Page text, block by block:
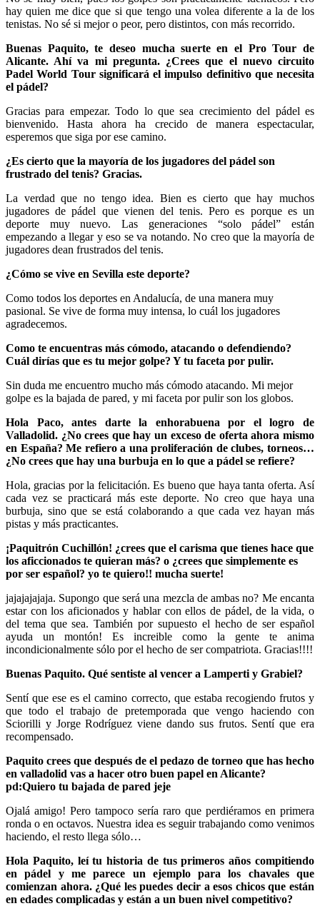
hay quien me dice que si que tengo una volea diferente a la de los
tenistas. No sé si mejor o peor, pero distintos, con más recorrido.
Buenas Paquito, te deseo mucha suerte en el Pro Tour de
Alicante. Ahí va mi pregunta. ¿Crees que el nuevo circuito
Padel World Tour significará el impulso definitivo que necesita
el pádel?
Gracias para empezar. Todo lo que sea crecimiento del pádel es
bienvenido. Hasta ahora ha crecido de manera espectacular,
esperemos que siga por ese camino.
¿Es cierto que la mayoría de los jugadores del pádel son
frustrado del tenis? Gracias.
La verdad que no tengo idea. Bien es cierto que hay muchos
jugadores de pádel que vienen del tenis. Pero es porque es un
deporte muy nuevo. Las generaciones “solo pádel” están
empezando a llegar y eso se va notando. No creo que la mayoría de
jugadores dean frustrados del tenis.
¿Cómo se vive en Sevilla este deporte?
Como todos los deportes en Andalucía, de una manera muy
pasional. Se vive de forma muy intensa, lo cuál los jugadores
agradecemos.
Como te encuentras más cómodo, atacando o defendiendo?
Cuál dirías que es tu mejor golpe? Y tu faceta por pulir.
Sin duda me encuentro mucho más cómodo atacando. Mi mejor
golpe es la bajada de pared, y mi faceta por pulir son los globos.
Hola Paco, antes darte la enhorabuena por el logro de
Valladolid. ¿No crees que hay un exceso de oferta ahora mismo
en España? Me refiero a una proliferación de clubes, torneos…
¿No crees que hay una burbuja en lo que a pádel se refiere?
Hola, gracias por la felicitación. Es bueno que haya tanta oferta. Así
cada vez se practicará más este deporte. No creo que haya una
burbuja, sino que se está colaborando a que cada vez hayan más
pistas y más practicantes.
¡Paquitrón Cuchillón! ¿crees que el carisma que tienes hace que
los aficcionados te quieran más? o ¿crees que simplemente es
por ser español? yo te quiero!! mucha suerte!
jajajajajaja. Supongo que será una mezcla de ambas no? Me encanta
estar con los aficionados y hablar con ellos de pádel, de la vida, o
del tema que sea. También por supuesto el hecho de ser español
ayuda un montón! Es increible como la gente te anima
incondicionalmente sólo por el hecho de ser compatriota. Gracias!!!!
Buenas Paquito. Qué sentiste al vencer a Lamperti y Grabiel?
Sentí que ese es el camino correcto, que estaba recogiendo frutos y
que todo el trabajo de pretemporada que vengo haciendo con
Sciorilli y Jorge Rodríguez viene dando sus frutos. Sentí que era
recompensado.
Paquito crees que después de el pedazo de torneo que has hecho
en valladolid vas a hacer otro buen papel en Alicante?
pd:Quiero tu bajada de pared jeje
Ojalá amigo! Pero tampoco sería raro que perdiéramos en primera
ronda o en octavos. Nuestra idea es seguir trabajando como venimos
haciendo, el resto llega sólo…
Hola Paquito, leí tu historia de tus primeros años compitiendo
en pádel y me parece un ejemplo para los chavales que
comienzan ahora. ¿Qué les puedes decir a esos chicos que están
en edades complicadas y están a un buen nivel competitivo?